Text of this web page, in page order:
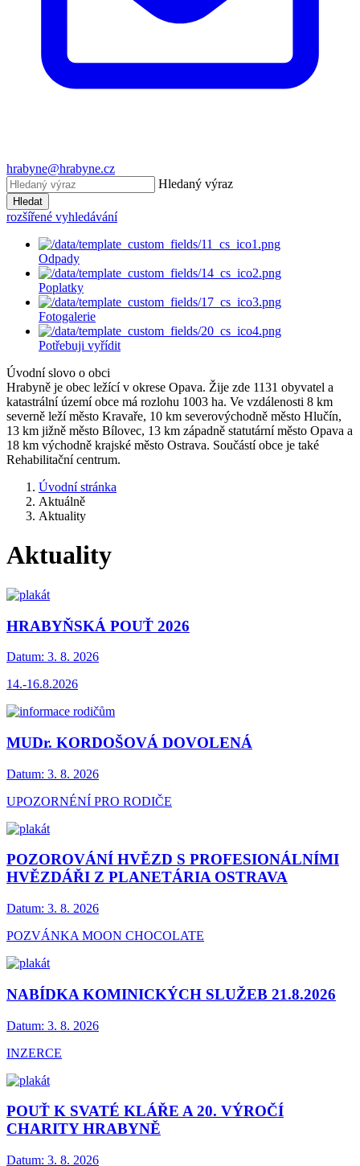
hrabyne@hrabyne.cz
Hledaný výraz
Hledat
rozšířené vyhledávání
Odpady
Poplatky
Fotogalerie
Potřebuji vyřídit
Úvodní slovo o obci
Hrabyně je obec ležící v okrese Opava. Žije zde 1131 obyvatel a
katastrální území obce má rozlohu 1003 ha. Ve vzdálenosti 8 km
severně leží město Kravaře, 10 km severovýchodně město Hlučín,
13 km jižně město Bílovec, 13 km západně statutární město Opava a
18 km východně krajské město Ostrava. Součástí obce je také
Rehabilitační centrum.
Úvodní stránka
Aktuálně
Aktuality
Aktuality
HRABYŇSKÁ POUŤ 2026
Datum: 3. 8. 2026
14.-16.8.2026
MUDr. KORDOŠOVÁ DOVOLENÁ
Datum: 3. 8. 2026
UPOZORNÉNÍ PRO RODIČE
POZOROVÁNÍ HVĚZD S PROFESIONÁLNÍMI
HVĚZDÁŘI Z PLANETÁRIA OSTRAVA
Datum: 3. 8. 2026
POZVÁNKA MOON CHOCOLATE
NABÍDKA KOMINICKÝCH SLUŽEB 21.8.2026
Datum: 3. 8. 2026
INZERCE
POUŤ K SVATÉ KLÁŘE A 20. VÝROČÍ
CHARITY HRABYNĚ
Datum: 3. 8. 2026